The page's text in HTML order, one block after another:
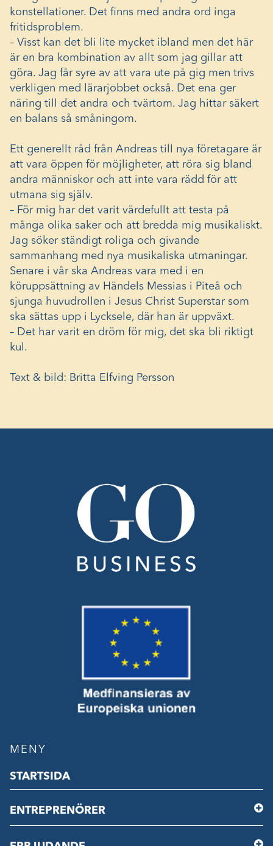
konstellationer. Det finns med andra ord inga
fritidsproblem.
– Visst kan det bli lite mycket ibland men det här
är en bra kombination av allt som jag gillar att
göra. Jag får syre av att vara ute på gig men trivs
verkligen med lärarjobbet också. Det ena ger
näring till det andra och tvärtom. Jag hittar säkert
en balans så småningom.
Ett generellt råd från Andreas till nya företagare är
att vara öppen för möjligheter, att röra sig bland
andra människor och att inte vara rädd för att
utmana sig själv.
– För mig har det varit värdefullt att testa på
många olika saker och att bredda mig musikaliskt.
Jag söker ständigt roliga och givande
sammanhang med nya musikaliska utmaningar.
Senare i vår ska Andreas vara med i en
köruppsättning av Händels Messias i Piteå och
sjunga huvudrollen i Jesus Christ Superstar som
ska sättas upp i Lycksele, där han är uppväxt.
– Det har varit en dröm för mig, det ska bli riktigt
kul.
Text & bild: Britta Elfving Persson
MENY
STARTSIDA
ENTREPRENÖRER